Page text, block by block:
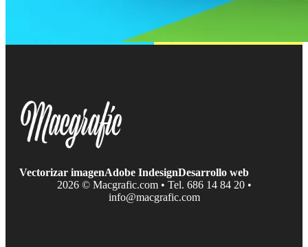
Vectorizar imagenAdobe IndesignDesarrollo web
2026 © Macgrafic.com • Tel. 686 14 84 20 •
info@macgrafic.com